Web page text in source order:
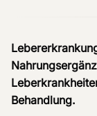
Behandlung.